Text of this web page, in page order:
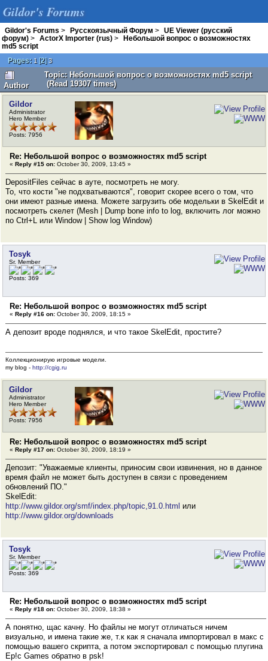
Gildor's Forums
Gildor's Forums > Русскоязычный Форум >
UE Viewer (русский
форум) > ActorX Importer (rus) >
Небольшой вопрос о возможностях
md5 script
Pages: 1 [2]3
Author
Topic: Небольшой вопрос о возможностях md5 script
(Read 19307 times)
Gildor
Administrator
Hero Member
Posts: 7956
Re: Небольшой вопрос о возможностях md5 script
« Reply #15 on: October 30, 2009, 13:45 »
DepositFiles сейчас в ауте, посмотреть не могу.
То, что кости "не подхватываются", говорит скорее всего о том, что
они имеют разные имена. Можете загрузить обе модельки в SkelEdit и
посмотреть скелет (Mesh | Dump bone info to log, включить лог можно
по Ctrl+L или Window | Show log Window)
Tosyk
Sr. Member
Posts: 369
Re: Небольшой вопрос о возможностях md5 script
« Reply #16 on: October 30, 2009, 18:15 »
А депозит вроде поднялся, и что такое SkelEdit, простите?
Коллекционирую игровые модели.
my blog - http://cgig.ru
Gildor
Administrator
Hero Member
Posts: 7956
Re: Небольшой вопрос о возможностях md5 script
« Reply #17 on: October 30, 2009, 18:19 »
Депозит: "Уважаемые клиенты, приносим свои извинения, но в данное
время файл не может быть доступен в связи с проведением
обновлений ПО."
SkelEdit:
http://www.gildor.org/smf/index.php/topic,91.0.html или
http://www.gildor.org/downloads
Tosyk
Sr. Member
Posts: 369
Re: Небольшой вопрос о возможностях md5 script
« Reply #18 on: October 30, 2009, 18:38 »
А понятно, щас качну. Но файлы не могут отличаться ничем
визуально, и имена такие же, т.к как я сначала импортировал в макс с
помощью вашего скрипта, а потом экспортировал с помощью плугина
Ep!c Games обратно в psk!